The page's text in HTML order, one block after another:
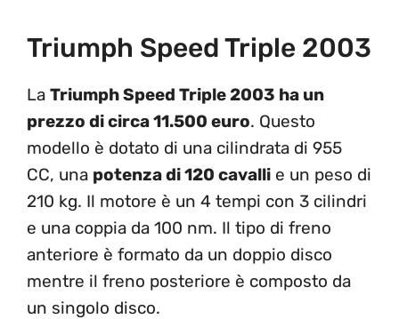
Triumph Speed Triple 2003
La Triumph Speed Triple 2003 ha un
prezzo di circa 11.500 euro. Questo
modello è dotato di una cilindrata di 955
CC, una potenza di 120 cavalli e un peso di
210 kg. Il motore è un 4 tempi con 3 cilindri
e una coppia da 100 nm. Il tipo di freno
anteriore è formato da un doppio disco
mentre il freno posteriore è composto da
un singolo disco.